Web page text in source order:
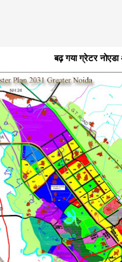
बढ़ गया ग्रेटर नोएडा